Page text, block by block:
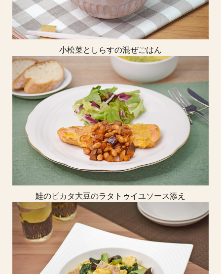
小松菜としらすの混ぜごはん
鮭のピカタ大豆のラタトゥイユソース添え